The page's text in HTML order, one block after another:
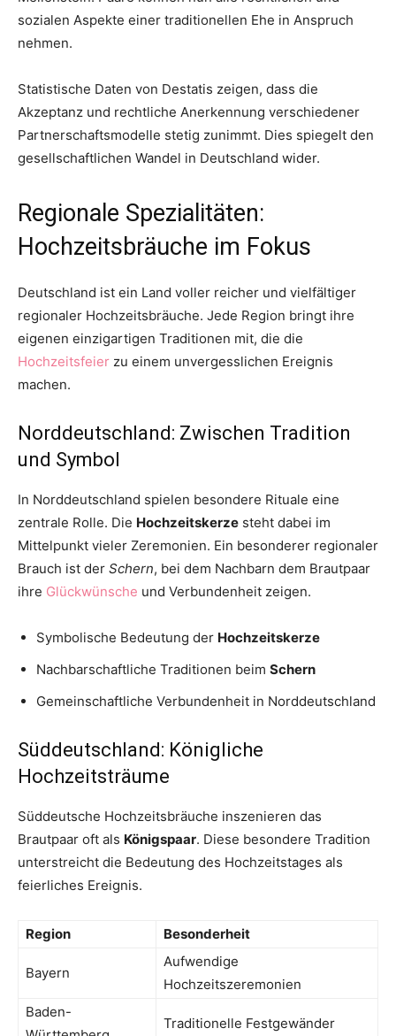
sozialen Aspekte einer traditionellen Ehe in Anspruch
nehmen.
Statistische Daten von Destatis zeigen, dass die
Akzeptanz und rechtliche Anerkennung verschiedener
Partnerschaftsmodelle stetig zunimmt. Dies spiegelt den
gesellschaftlichen Wandel in Deutschland wider.
Regionale Spezialitäten:
Hochzeitsbräuche im Fokus
Deutschland ist ein Land voller reicher und vielfältiger
regionaler Hochzeitsbräuche. Jede Region bringt ihre
eigenen einzigartigen Traditionen mit, die die
Hochzeitsfeier zu einem unvergesslichen Ereignis
machen.
Norddeutschland: Zwischen Tradition
und Symbol
In Norddeutschland spielen besondere Rituale eine
zentrale Rolle. Die Hochzeitskerze steht dabei im
Mittelpunkt vieler Zeremonien. Ein besonderer regionaler
Brauch ist der Schern, bei dem Nachbarn dem Brautpaar
ihre Glückwünsche und Verbundenheit zeigen.
Symbolische Bedeutung der Hochzeitskerze
Nachbarschaftliche Traditionen beim Schern
Gemeinschaftliche Verbundenheit in Norddeutschland
Süddeutschland: Königliche
Hochzeitsträume
Süddeutsche Hochzeitsbräuche inszenieren das
Brautpaar oft als Königspaar. Diese besondere Tradition
unterstreicht die Bedeutung des Hochzeitstages als
feierliches Ereignis.
Region Besonderheit
Bayern
Aufwendige
Hochzeitszeremonien
Baden-
Traditionelle Festgewänder